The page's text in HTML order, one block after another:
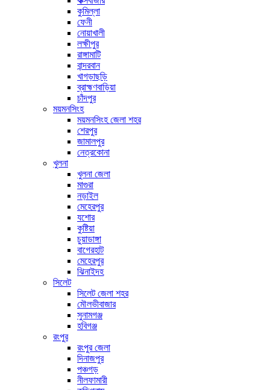
কুমিল্লা
ফেনী
নোয়াখালী
লক্ষীপুর
রাঙ্গামাটি
বান্দরবান
খাগড়াছড়ি
ব্রাহ্মণবাড়িয়া
চাঁদপুর
ময়মনসিংহ
ময়মনসিংহ জেলা শহর
শেরপুর
জামালপুর
নেত্রকোনা
খুলনা
খুলনা জেলা
মাগুরা
নড়াইল
মেহেরপুর
যশোর
কুষ্টিয়া
চুয়াডাঙ্গা
বাগেরহাট
মেহেরপুর
ঝিনাইদহ
সিলেট
সিলেট জেলা শহর
মৌলভীবাজার
সুনামগঞ্জ
হবিগঞ্জ
রংপুর
রংপুর জেলা
দিনাজপুর
পঞ্চগড়
নীলফামারী